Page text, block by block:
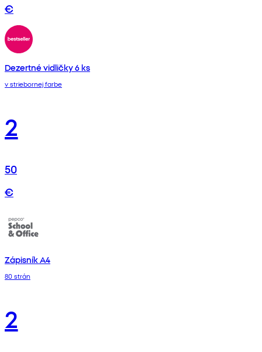
€
Dezertné vidličky 6 ks
v striebornej farbe
2
50
€
Zápisník A4
80 strán
2